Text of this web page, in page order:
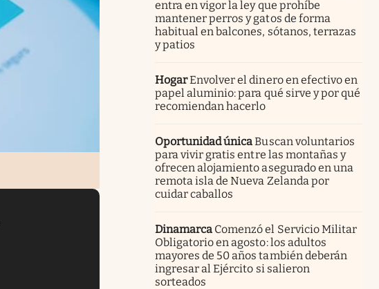
entra en vigor la ley que prohíbe
mantener perros y gatos de forma
habitual en balcones, sótanos, terrazas
y patios
HogarEnvolver el dinero en efectivo en
papel aluminio: para qué sirve y por qué
recomiendan hacerlo
Oportunidad únicaBuscan voluntarios
para vivir gratis entre las montañas y
ofrecen alojamiento asegurado en una
remota isla de Nueva Zelanda por
cuidar caballos
Dinamarca Comenzó el Servicio Militar
Obligatorio en agosto: los adultos
mayores de 50 años también deberán
ingresar al Ejército si salieron
sorteados